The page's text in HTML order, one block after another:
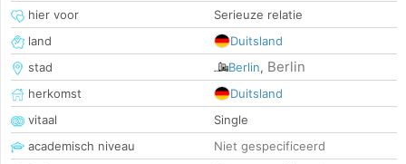
hier voor
Serieuze relatie
land
Duitsland
stad
Berlin, Berlin
herkomst
Duitsland
vitaal
Single
academisch niveau
Niet gespecificeerd